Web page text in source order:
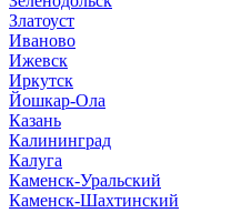
Златоуст
Иваново
Ижевск
Иркутск
Йошкар-Ола
Казань
Калининград
Калуга
Каменск-Уральский
Каменск-Шахтинский